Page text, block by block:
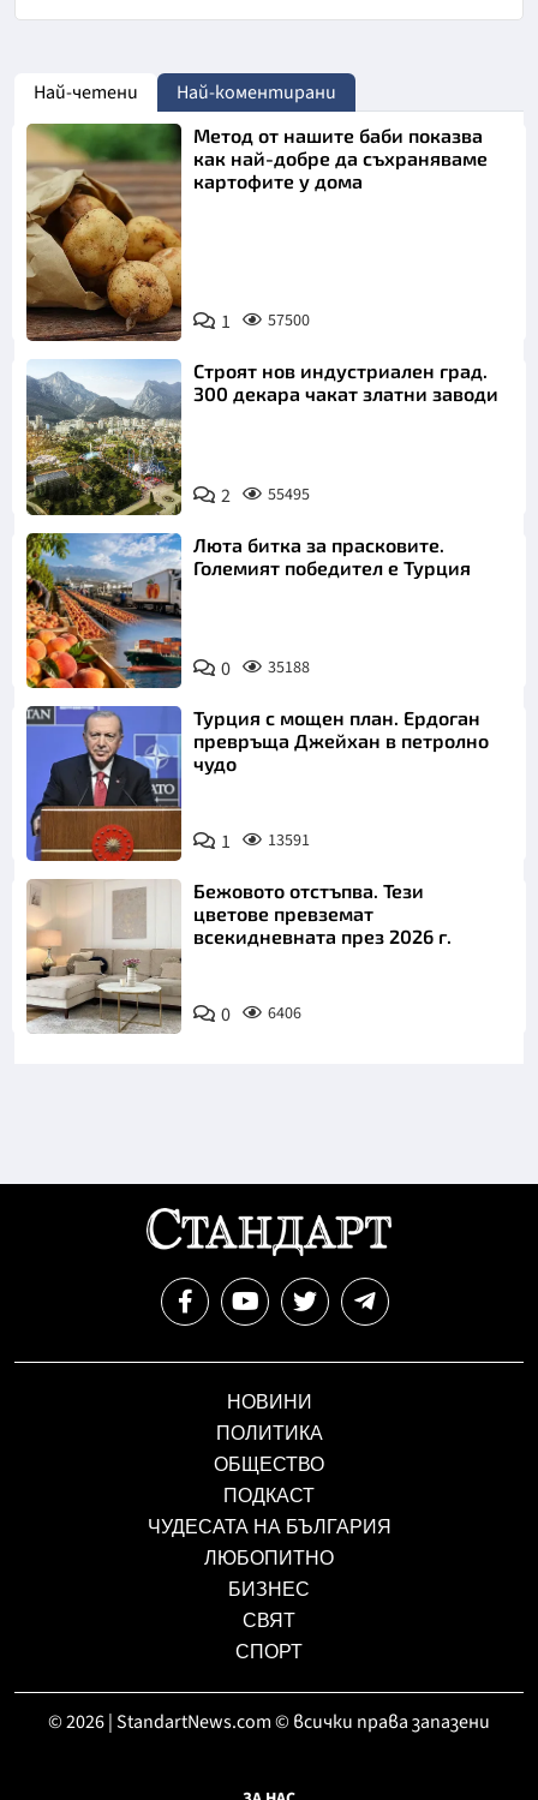
Най-четени Най-коментирани
Снимка:
Пиксабей
Метод от нашите баби показва
как най-добре да съхраняваме
картофите у дома
1 57500
Строят нов индустриален град.
300 декара чакат златни заводи
2 55495
Люта битка за прасковите.
Големият победител е Турция
0 35188
Турция с мощен план. Ердоган
превръща Джейхан в петролно
чудо
1 13591
Бежовото отстъпва. Тези
цветове превземат
всекидневната през 2026 г.
0 6406
НОВИНИ
ПОЛИТИКА
ОБЩЕСТВО
ПОДКАСТ
ЧУДЕСАТА НА БЪЛГАРИЯ
ЛЮБОПИТНО
БИЗНЕС
СВЯТ
СПОРТ
© 2026 | StandartNews.com © всички права запазени